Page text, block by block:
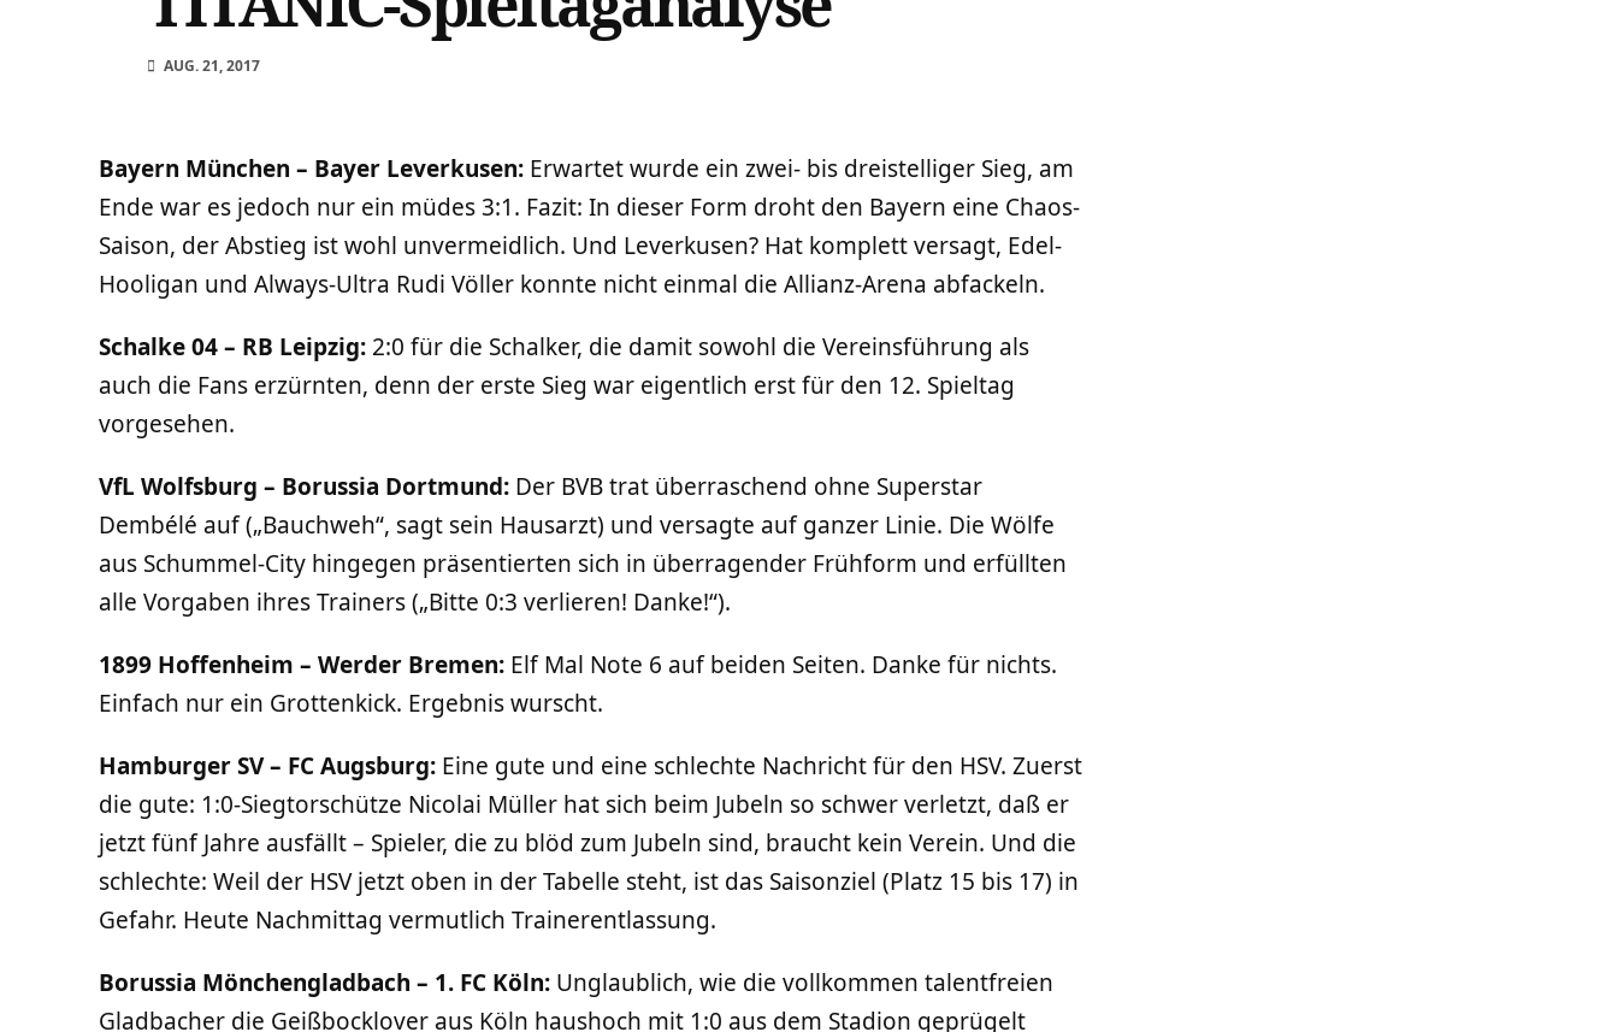
AUG. 21, 2017
Bayern München – Bayer Leverkusen: Erwartet wurde ein zwei- bis dreistelliger Sieg, am
Ende war es jedoch nur ein müdes 3:1. Fazit: In dieser Form droht den Bayern eine Chaos-
Saison, der Abstieg ist wohl unvermeidlich. Und Leverkusen? Hat komplett versagt, Edel-
Hooligan und Always-Ultra Rudi Völler konnte nicht einmal die Allianz-Arena abfackeln.
Schalke 04 – RB Leipzig: 2:0 für die Schalker, die damit sowohl die Vereinsführung als
auch die Fans erzürnten, denn der erste Sieg war eigentlich erst für den 12. Spieltag
vorgesehen.
VfL Wolfsburg – Borussia Dortmund: Der BVB trat überraschend ohne Superstar
Dembélé auf („Bauchweh“, sagt sein Hausarzt) und versagte auf ganzer Linie. Die Wölfe
aus Schummel-City hingegen präsentierten sich in überragender Frühform und erfüllten
alle Vorgaben ihres Trainers („Bitte 0:3 verlieren! Danke!“).
1899 Hoffenheim – Werder Bremen: Elf Mal Note 6 auf beiden Seiten. Danke für nichts.
Einfach nur ein Grottenkick. Ergebnis wurscht.
Hamburger SV – FC Augsburg: Eine gute und eine schlechte Nachricht für den HSV. Zuerst
die gute: 1:0-Siegtorschütze Nicolai Müller hat sich beim Jubeln so schwer verletzt, daß er
jetzt fünf Jahre ausfällt – Spieler, die zu blöd zum Jubeln sind, braucht kein Verein. Und die
schlechte: Weil der HSV jetzt oben in der Tabelle steht, ist das Saisonziel (Platz 15 bis 17) in
Gefahr. Heute Nachmittag vermutlich Trainerentlassung.
Borussia Mönchengladbach – 1. FC Köln: Unglaublich, wie die vollkommen talentfreien
Gladbacher die Geißbocklover aus Köln haushoch mit 1:0 aus dem Stadion geprügelt